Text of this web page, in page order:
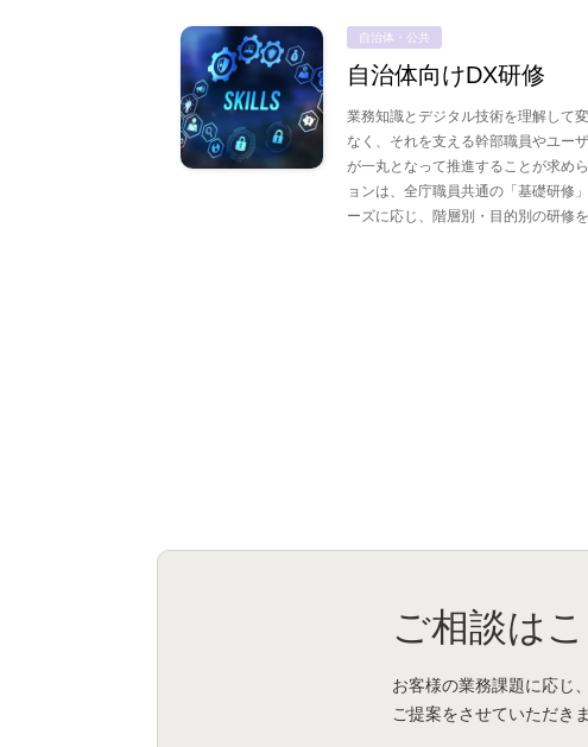
自治体・公共
自治体向けDX研修
業務知識とデジタル技術を理解して
なく、それを支える幹部職員やユー
が一丸となって推進することが求め
ョンは、全庁職員共通の「基礎研修
ーズに応じ、階層別・目的別の研修
ご相談は
お客様の業務課題に応じ
ご提案をさせていただき